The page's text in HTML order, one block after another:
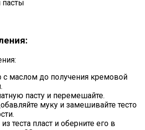
пасты
с маслом до получения кремовой
пасту и перемешайте.
муку и замешивайте тесто
теста пласт и оберните его в